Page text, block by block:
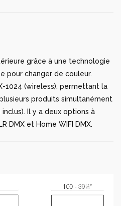
grâce à une technologie
pour changer de couleur.
1024 (wireless), permettant la
produits simultanément
Il y a deux options à
DMX et Home WIFI DMX.